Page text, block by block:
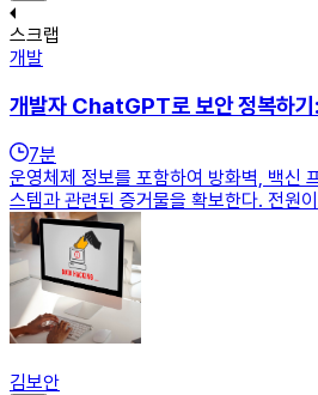
스크랩
개발
개발자 ChatGPT로 보안 정복하기
7분
운영체제 정보를 포함하여 방화벽, 백신
스템과 관련된 증거물을 확보한다. 전원
김보안